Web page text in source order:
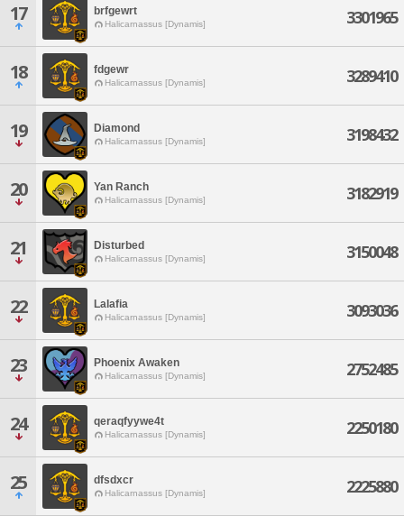
17 brfgewrt
Halicarnassus [Dynamis] 3301965
18 fdgewr
Halicarnassus [Dynamis] 3289410
19 Diamond
Halicarnassus [Dynamis] 3198432
20 Yan Ranch
Halicarnassus [Dynamis] 3182919
21 Disturbed
Halicarnassus [Dynamis] 3150048
22 Lalafia
Halicarnassus [Dynamis] 3093036
23 Phoenix Awaken
Halicarnassus [Dynamis] 2752485
24 qeraqfyywe4t
Halicarnassus [Dynamis] 2250180
25 dfsdxcr
Halicarnassus [Dynamis] 2225880